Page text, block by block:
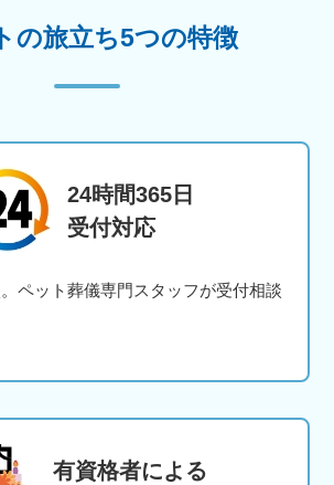
の旅立ち5つの特徴
24時間365日
受付対応
ペット葬儀専門スタッフが受付相談
有資格者による